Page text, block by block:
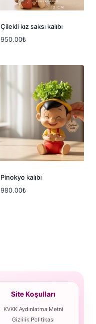
Çilekli kız saksı kalıbı
950.00₺
Pinokyo kalıbı
980.00₺
Site Koşulları
KVKK Aydınlatma Metni
Gizlilik Politikası